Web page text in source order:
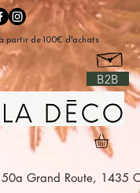
B2B
50a Grand Route, 1435
partir de 100€ d'achats